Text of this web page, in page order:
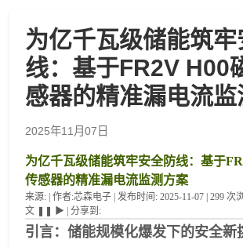
为亿千瓦级储能筑
线：基于FR2V H00
感器的精准漏电流
2025年11月07日
为亿千瓦级储能筑牢安全防线：基于
传感器的精准漏电流监测方案
来源: | 作者:芯森电子 | 发布时间: 2025-11-07 | 299 次
文 ❚❚ ▶ | 分享到:
引言：储能规模化爆发下的安全新